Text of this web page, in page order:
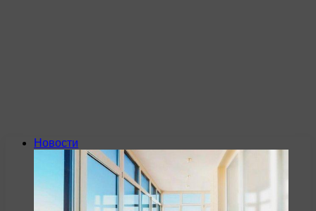
Новости